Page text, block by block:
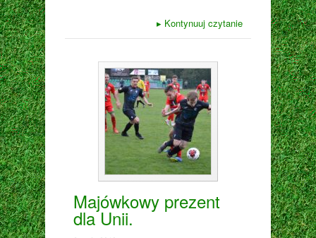
▸ Kontynuuj czytanie
Majówkowy prezent
dla Unii.